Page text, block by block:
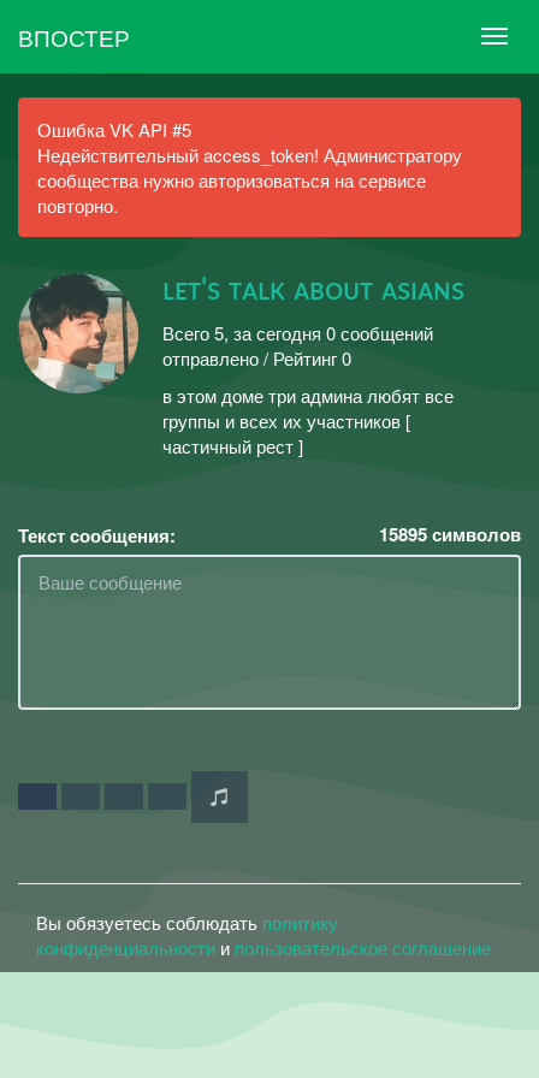
ВПОСТЕР
Ошибка VK API #5
Недействительный access_token! Администратору
сообщества нужно авторизоваться на сервисе
повторно.
ʟᴇᴛ's ᴛᴀʟᴋ ᴀʙᴏᴜᴛ ᴀsɪᴀɴs
Всего 5, за сегодня 0 сообщений
отправлено / Рейтинг 0
в этом доме три админа любят все
группы и всех их участников [
частичный рест ]
Текст сообщения: 15895символов
Вы обязуетесь соблюдать политику
конфиденциальности и пользовательское соглашение